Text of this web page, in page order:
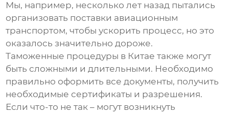
Мы, например, несколько лет назад пытались
организовать поставки авиационным
транспортом, чтобы ускорить процесс, но это
оказалось значительно дороже.
Таможенные процедуры в Китае также могут
быть сложными и длительными. Необходимо
правильно оформить все документы, получить
необходимые сертификаты и разрешения.
Если что-то не так – могут возникнуть